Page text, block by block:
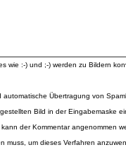
wie :-) und ;-) werden zu Bildern
automatische Übertragung von
Bild in der Eingabemaske
der Kommentar angenommen
muss, um dieses Verfahren